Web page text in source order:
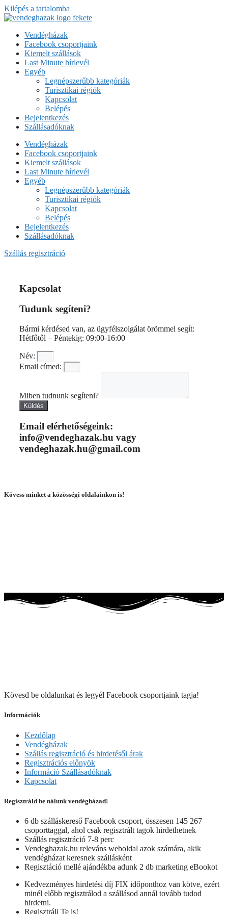
Kilépés a tartalomba
Vendégházak
Facebook csoportjaink
Kiemelt szállások
Last Minute hírlevél
Egyéb
Legnépszerűbb kategóriák
Turisztikai régiók
Kapcsolat
Belépés
Bejelentkezés
Szállásadóknak
Vendégházak
Facebook csoportjaink
Kiemelt szállások
Last Minute hírlevél
Egyéb
Legnépszerűbb kategóriák
Turisztikai régiók
Kapcsolat
Belépés
Bejelentkezés
Szállásadóknak
Szállás regisztráció
Kapcsolat
Tudunk segíteni?
Bármi kérdésed van, az ügyfélszolgálat örömmel segít:
Hétfőtől – Péntekig: 09:00-16:00
Név:
Email címed:
Miben tudnunk segíteni?
Küldés
Email elérhetőségeink:
info@vendeghazak.hu vagy
vendeghazak.hu@gmail.com
Kövess minket a közösségi oldalainkon is!
Kövesd be oldalunkat és legyél Facebook csoportjaink tagja!
Információk
Kezdőlap
Vendégházak
Szállás regisztráció és hirdetésői árak
Regisztrációs előnyök
Információ Szállásadóknak
Kapcsolat
Regisztráld be nálunk vendégházad!
6 db szálláskereső Facebook csoport, összesen 145 267
csoporttaggal, ahol csak regisztrált tagok hirdethetnek
Szállás regisztráció 7-8 perc
Vendeghazak.hu releváns weboldal azok számára, akik
vendégházat keresnek szállásként
Regisztáció mellé ajándékba adunk 2 db marketing eBookot
Kedvezményes hirdetési díj FIX időponthoz van kötve, ezért
minél előbb regisztrálod a szállásod annál tovább tudod
hirdetni.
Regisztrálj Te is!